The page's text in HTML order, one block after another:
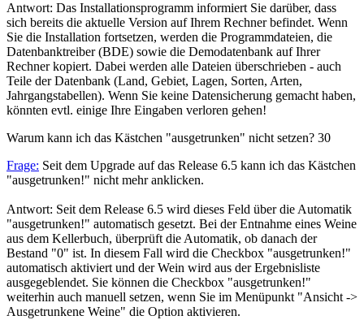
Antwort: Das Installationsprogramm informiert Sie darüber, dass
sich bereits die aktuelle Version auf Ihrem Rechner befindet. Wenn
Sie die Installation fortsetzen, werden die Programmdateien, die
Datenbanktreiber (BDE) sowie die Demodatenbank auf Ihrer
Rechner kopiert. Dabei werden alle Dateien überschrieben - auch
Teile der Datenbank (Land, Gebiet, Lagen, Sorten, Arten,
Jahrgangstabellen). Wenn Sie keine Datensicherung gemacht haben,
könnten evtl. einige Ihre Eingaben verloren gehen!
Warum kann ich das Kästchen "ausgetrunken" nicht setzen? 30
Frage: Seit dem Upgrade auf das Release 6.5 kann ich das Kästchen
"ausgetrunken!" nicht mehr anklicken.
Antwort: Seit dem Release 6.5 wird dieses Feld über die Automatik
"ausgetrunken!" automatisch gesetzt. Bei der Entnahme eines Weine
aus dem Kellerbuch, überprüft die Automatik, ob danach der
Bestand "0" ist. In diesem Fall wird die Checkbox "ausgetrunken!"
automatisch aktiviert und der Wein wird aus der Ergebnisliste
ausgegeblendet. Sie können die Checkbox "ausgetrunken!"
weiterhin auch manuell setzen, wenn Sie im Menüpunkt "Ansicht ->
Ausgetrunkene Weine" die Option aktivieren.